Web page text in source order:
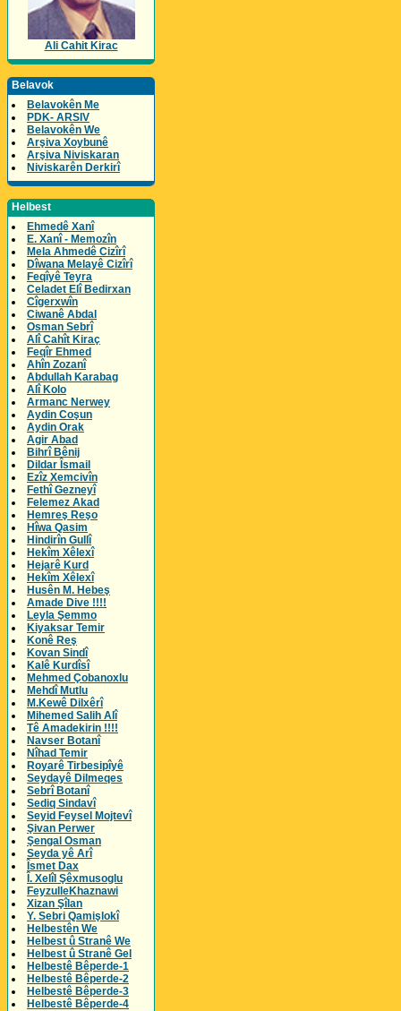
Ali Cahit Kirac
Belavok
Belavokên Me
PDK- ARSIV
Belavokên We
Arşiva Xoybunê
Arşiva Niviskaran
Niviskarên Derkirî
Helbest
Ehmedê Xanî
E. Xanî - Memozîn
Mela Ahmedê Cizîrî
Dîwana Melayê Cizîrî
Feqîyê Teyra
Celadet Elî Bedirxan
Cîgerxwîn
Ciwanê Abdal
Osman Sebrî
Alî Cahît Kiraç
Feqîr Ehmed
Ahîn Zozanî
Abdullah Karabag
Alî Kolo
Armanc Nerwey
Aydin Coşun
Aydin Orak
Agir Abad
Bihrî Bênij
Dildar Îsmail
Ezîz Xemcivîn
Fethî Gezneyî
Felemez Akad
Hemreş Reşo
Hîwa Qasim
Hindirîn Gullî
Hekîm Xêlexî
Hejarê Kurd
Hekîm Xêlexî
Husên M. Hebeş
Amade Dive !!!!
Leyla Şemmo
Kiyaksar Temir
Konê Reş
Kovan Sindî
Kalê Kurdîsî
Mehmed Çobanoxlu
Mehdî Mutlu
M.Kewê Dilxêrî
Mihemed Salih Alî
Tê Amadekirin !!!!
Navser Botanî
Nîhad Temir
Royarê Tirbesipîyê
Seydayê Dilmeqes
Sebrî Botanî
Sediq Sindavî
Seyid Feysel Mojtevî
Şivan Perwer
Şengal Osman
Seyda yê Arî
Îsmet Dax
Î. Xelîl Şêxmusoglu
FeyzulleKhaznawi
Xizan Şîlan
Y. Sebri Qamişlokî
Helbestên We
Helbest û Stranê We
Helbest û Stranê Gel
Helbestê Bêperde-1
Helbestê Bêperde-2
Helbestê Bêperde-3
Helbestê Bêperde-4